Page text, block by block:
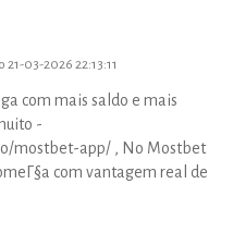
21-03-2026 22:13:11
com mais saldo e mais
-
mostbet-app/ , No Mostbet
com vantagem real de